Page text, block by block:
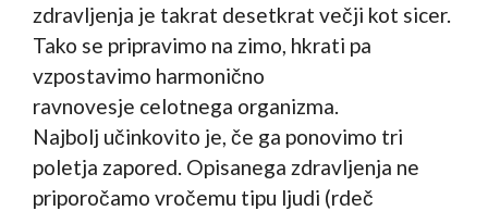
zdravljenja je takrat desetkrat večji kot sicer.
Tako se pripravimo na zimo, hkrati pa
vzpostavimo harmonično
ravnovesje celotnega organizma.
Najbolj učinkovito je, če ga ponovimo tri
poletja zapored. Opisanega zdravljenja ne
priporočamo vročemu tipu ljudi (rdeč